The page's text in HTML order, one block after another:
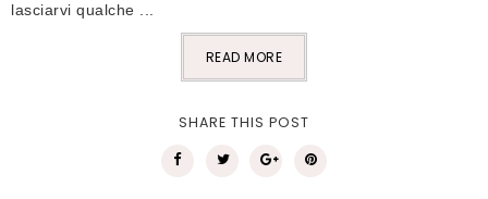
lasciarvi qualche ...
READ MORE
SHARE THIS POST